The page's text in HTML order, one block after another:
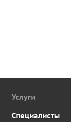
Услуги
Специалисты